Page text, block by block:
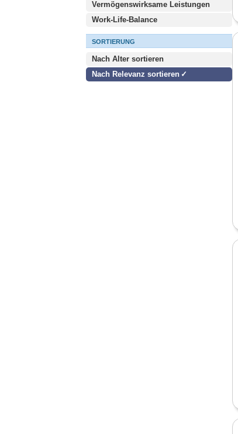
Vermögenswirksame Leistungen
Work-Life-Balance
SORTIERUNG
Nach Alter sortieren
Nach Relevanz sortieren